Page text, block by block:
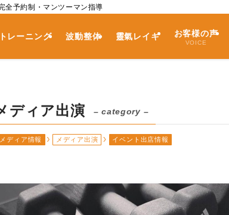
全予約制・マンツーマン指導
レーニング 波動整体 靈氣レイキ お客様の声
VOICE
ディア出演 – category –
メディア情報 メディア出演 イベント出店情報